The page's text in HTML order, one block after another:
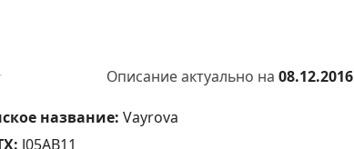
Описание актуально на 08.12.2016
название: Vayrova
J05AB11